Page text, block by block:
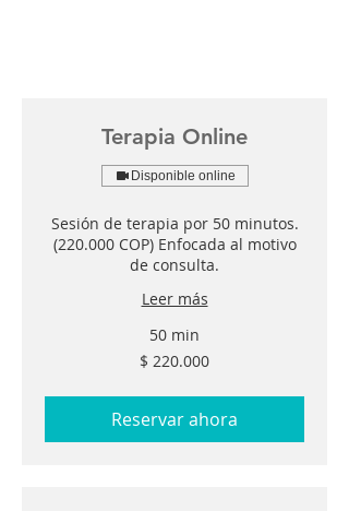
Terapia Online
Disponible online
Sesión de terapia por 50 minutos.
(220.000 COP) Enfocada al motivo
de consulta.
Leer más
50 min
$ 220.000
Reservar ahora